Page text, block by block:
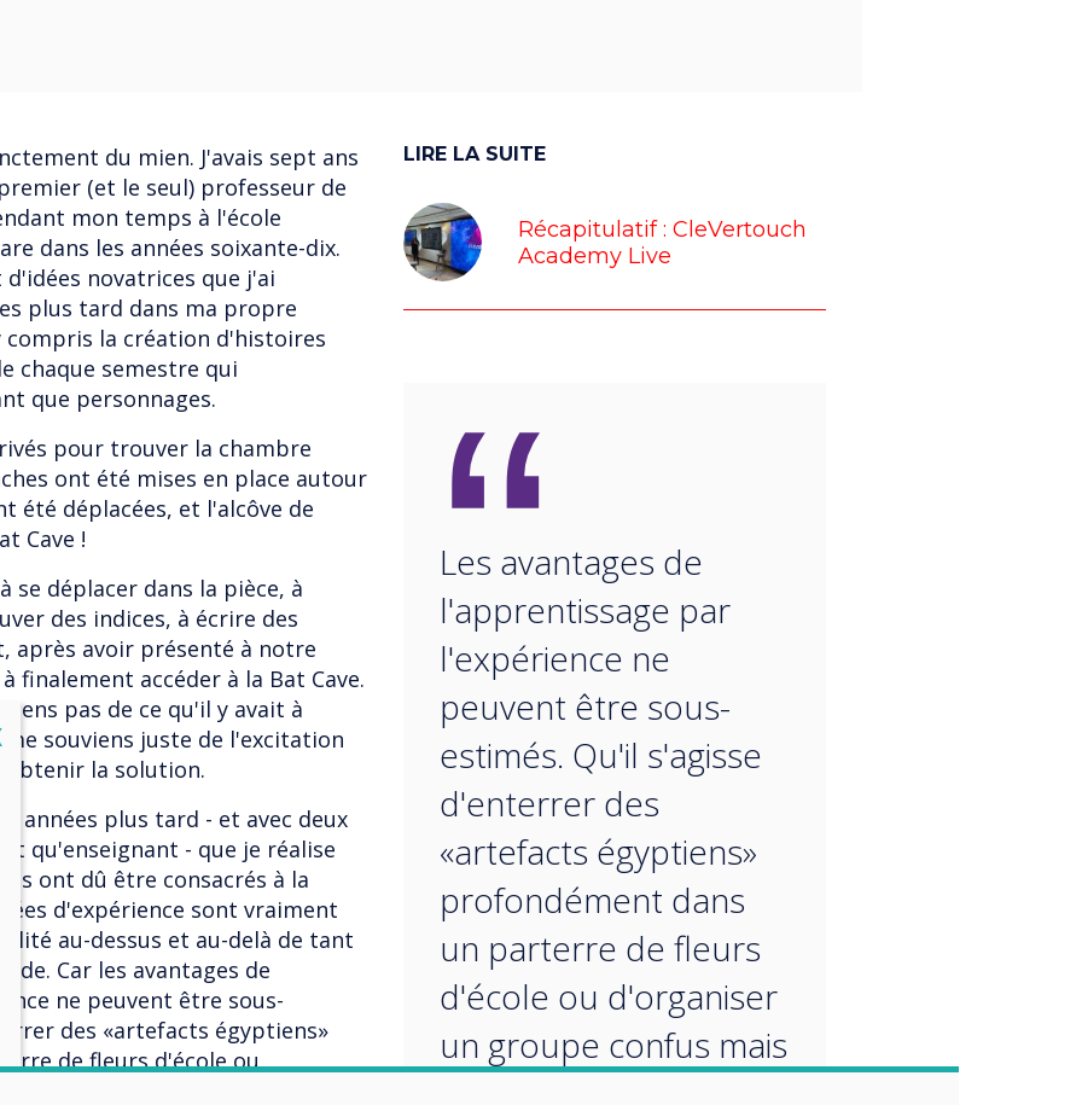
du mien. J'avais sept ans
(et le seul) professeur de
mon temps à l'école
dans les années soixante-dix.
novatrices que j'ai
plus tard dans ma propre
la création d'histoires
chaque semestre qui
que personnages.
pour trouver la chambre
ont été mises en place autour
été déplacées, et l'alcôve de
Cave !
se déplacer dans la pièce, à
des indices, à écrire des
après avoir présenté à notre
finalement accéder à la Bat Cave.
pas de ce qu'il y avait à
me souviens juste de l'excitation
la solution.
années plus tard - et avec deux
qu'enseignant - que je réalise
ont dû être consacrés à la
d'expérience sont vraiment
au-dessus et au-delà de tant
Car les avantages de
ne peuvent être sous-
des «artefacts égyptiens»
de fleurs d'école ou
LIRE LA SUITE
Récapitulatif : CleVertouch
Academy Live
“
Les avantages de
l'apprentissage par
l'expérience ne
peuvent être sous-
estimés. Qu'il s'agisse
d'enterrer des
«artefacts égyptiens»
profondément dans
un parterre de fleurs
d'école ou d'organiser
un groupe confus mais